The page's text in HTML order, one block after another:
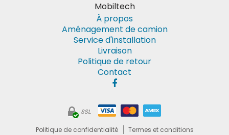
Mobiltech
À propos
Aménagement de camion
Service d'installation
Livraison
Politique de retour
Contact
SSL
Politique de confidentialité Termes et conditions